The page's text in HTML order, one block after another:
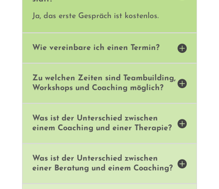
Ja, das erste Gespräch ist kostenlos.
Wie vereinbare ich einen Termin? 
Zu welchen Zeiten sind Teambuilding,
Workshops und Coaching möglich?

Was ist der Unterschied zwischen
einem Coaching und einer Therapie?

Was ist der Unterschied zwischen
einer Beratung und einem Coaching?
